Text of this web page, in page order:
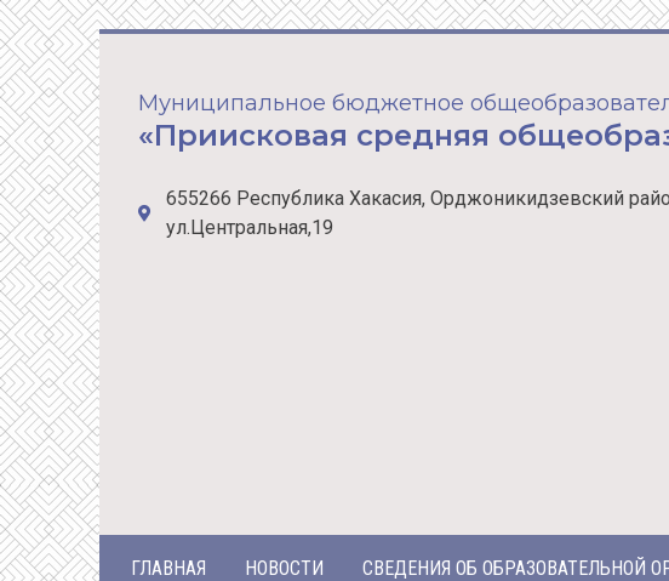
Муниципальное бюджетное
«Приисковая средняя
655266 Республика Хакасия, Орджоникидзевский
ул.Центральная,19
ГЛАВНАЯ НОВОСТИ СВЕДЕНИЯ ОБ ОБРАЗОВАТЕЛЬНОЙ